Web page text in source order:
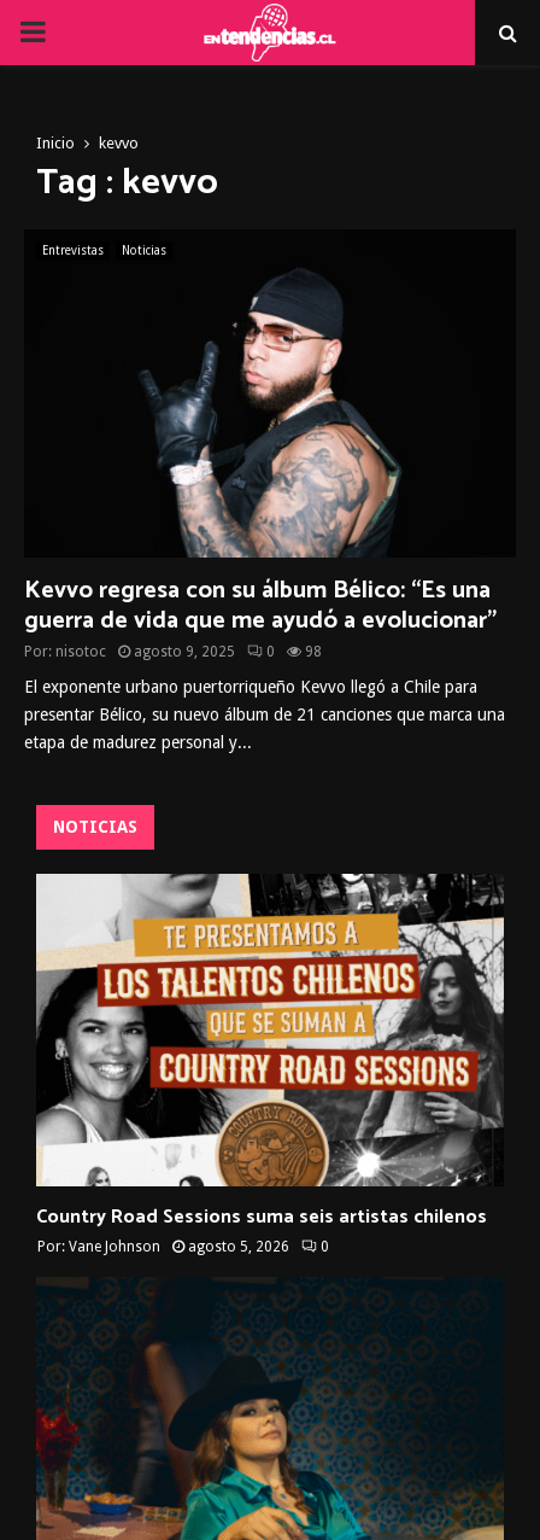
PRIMARY
Inicio kevvo
Tag : kevvo
Entrevistas Noticias
Kevvo regresa con su álbum Bélico: “Es una
guerra de vida que me ayudó a evolucionar”
Por: nisotoc agosto 9, 2025 0 98
El exponente urbano puertorriqueño Kevvo llegó a Chile para
presentar Bélico, su nuevo álbum de 21 canciones que marca una
etapa de madurez personal y...
NOTICIAS
Country Road Sessions suma seis artistas chilenos
Por: Vane Johnson agosto 5, 2026 0